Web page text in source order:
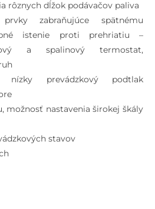
rôznych dĺžok podávačov paliva
prvky zabraňujúce spätnému
istenie proti prehriatiu –
a spalinový termostat,
nízky prevádzkový podtlak
možnosť nastavenia širokej škály
stavov